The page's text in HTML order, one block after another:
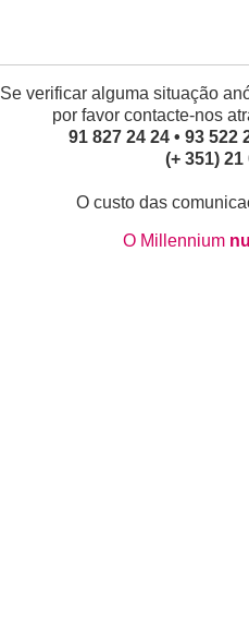
Se verificar alguma situação
por favor contacte-nos
91 827 24 24 • 93 522
(+ 351) 21
O custo das
O Millennium